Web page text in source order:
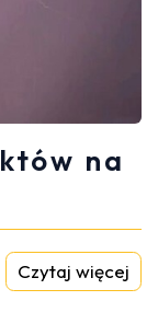
na
Czytaj więcej